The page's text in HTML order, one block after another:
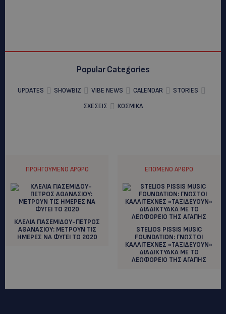
Popular Categories
UPDATES SHOWBIZ VIBE NEWS CALENDAR
STORIES
ΣΧΕΣΕΙΣ
ΚΟΣΜΙΚΑ
ΠΡΟΗΓΟΎΜΕΝΟ ΆΡΘΡΟ
ΚΛΕΛΙΑ ΓΙΑΣΕΜΙΔΟΥ-ΠΕΤΡΟΣ
ΑΘΑΝΑΣΙΟΥ: METΡΟΥΝ ΤΙΣ
ΗΜΕΡΕΣ ΝΑ ΦΥΓΕΙ ΤΟ 2020
ΕΠΌΜΕΝΟ ΆΡΘΡΟ
STELIOS PISSIS MUSIC
FOUNDATION: ΓΝΩΣΤΟΙ
ΚΑΛΛΙΤΕΧΝΕΣ «ΤΑΞΙΔΕΥΟΥΝ»
ΔΙΑΔΙΚΤΥΑΚΑ ΜΕ ΤΟ
ΛΕΩΦΟΡΕΙΟ ΤΗΣ ΑΓΑΠΗΣ